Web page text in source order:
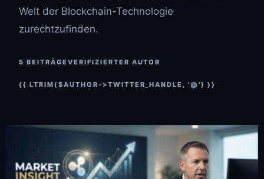
Welt der Blockchain-Technologie
zurechtzufinden.
5 BEITRÄGEVERIFIZIERTER AUTOR
{{ LTRIM($AUTHOR->TWITTER_HANDLE, '@') }}